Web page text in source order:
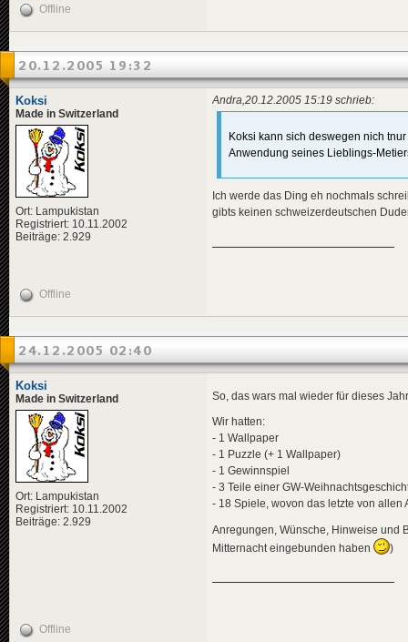
Offline
20.12.2005 19:32
Koksi
Made in Switzerland
Ort: Lampukistan
Registriert: 10.11.2002
Beiträge: 2.929
Andra,20.12.2005 15:19 schrieb:
Koksi kann sich deswegen nich
Anwendung seines Lieblings-
Ich werde das Ding eh nochmals
gibts keinen schweizerdeutschen
Offline
24.12.2005 02:40
Koksi
Made in Switzerland
Ort: Lampukistan
Registriert: 10.11.2002
Beiträge: 2.929
So, das wars mal wieder für dieses
Wir hatten:
- 1 Wallpaper
- 1 Puzzle (+ 1 Wallpaper)
- 1 Gewinnspiel
- 3 Teile einer GW-
- 18 Spiele, wovon das letzte von allen
Anregungen, Wünsche, Hinweise und
Mitternacht eingebunden haben
)
Offline